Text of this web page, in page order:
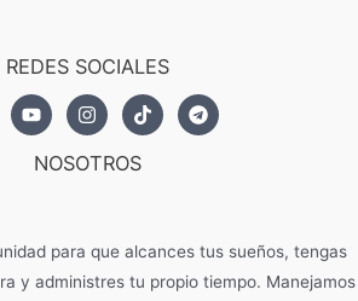
REDES SOCIALES
NOSOTROS
para que alcances tus sueños, tengas
y administres tu propio tiempo. Manejamos